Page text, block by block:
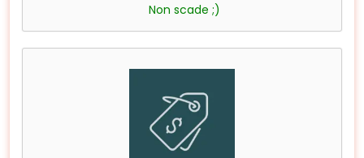
Non scade ;)